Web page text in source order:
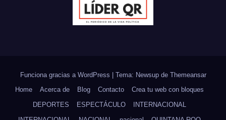
Funciona gracias a WordPress Tema: Newsup de Themeansar
Home
Acerca de Blog Contacto
Crea tu web con bloques
DEPORTES
ESPECTÁCULO
INTERNACIONAL